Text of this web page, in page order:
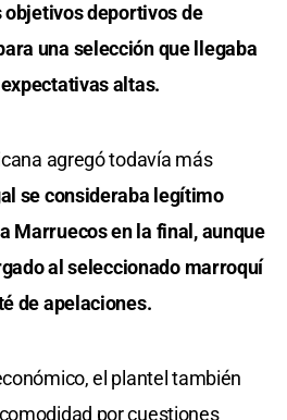
deportivos de
una selección que llegaba
altas.
agregó todavía más
se consideraba legítimo
Marruecos en la final, aunque
al seleccionado marroquí
de apelaciones.
el plantel también
por cuestiones